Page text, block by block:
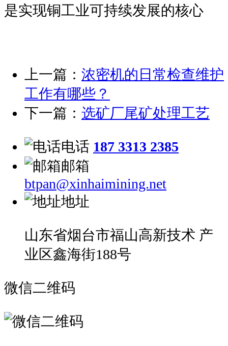
是实现铜工业可持续发展的核心
上一篇： 浓密机的日常检查维护
工作有哪些？
下一篇： 选矿厂尾矿处理工艺
电话 187 3313 2385
邮箱
btpan@xinhaimining.net
地址
山东省烟台市福山高新技术 产
业区鑫海街188号
微信二维码